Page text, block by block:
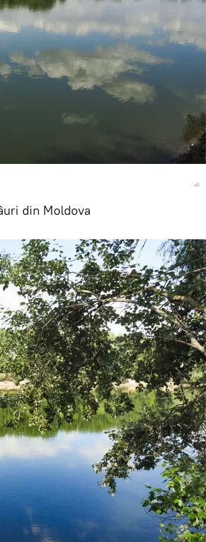
din Moldova